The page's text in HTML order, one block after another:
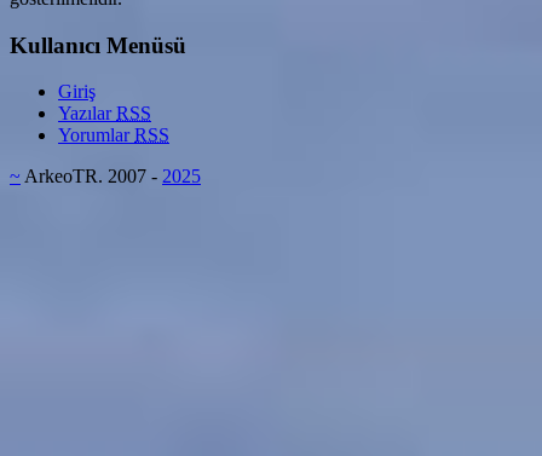
Kullanıcı Menüsü
Giriş
YazılarRSS
YorumlarRSS
~ ArkeoTR. 2007 - 2025